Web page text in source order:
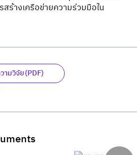
ร้างเครือข่ายความร่วมมือใน
มวิจัย (PDF)